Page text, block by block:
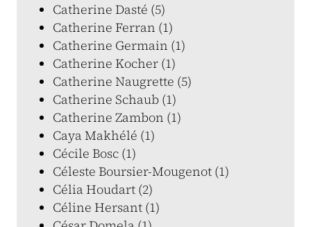
Catherine Dasté (5)
Catherine Ferran (1)
Catherine Germain (1)
Catherine Kocher (1)
Catherine Naugrette (5)
Catherine Schaub (1)
Catherine Zambon (1)
Caya Makhélé (1)
Cécile Bosc (1)
Céleste Boursier-Mougenot (1)
Célia Houdart (2)
Céline Hersant (1)